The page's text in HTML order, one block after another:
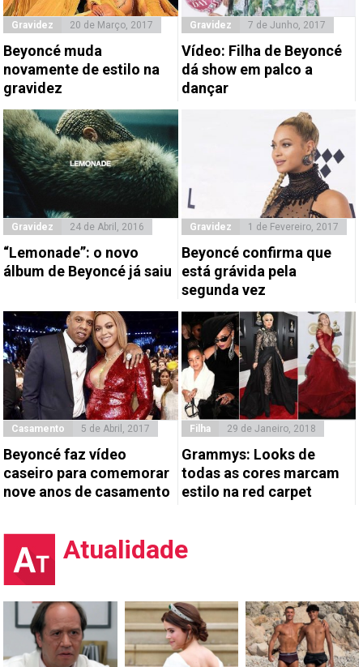
Gravidez 20 de Março, 2017
Beyoncé muda
novamente de estilo na
gravidez
Gravidez 7 de Junho, 2017
Vídeo: Filha de Beyoncé
dá show em palco a
dançar
Gravidez 24 de Abril, 2016
“Lemonade”: o novo
álbum de Beyoncé já saiu
Gravidez 1 de Fevereiro, 2017
Beyoncé confirma que
está grávida pela
segunda vez
Casamento 5 de Abril, 2017
Beyoncé faz vídeo
caseiro para comemorar
nove anos de casamento
Filha 29 de Janeiro, 2018
Grammys: Looks de
todas as cores marcam
estilo na red carpet
Atualidade